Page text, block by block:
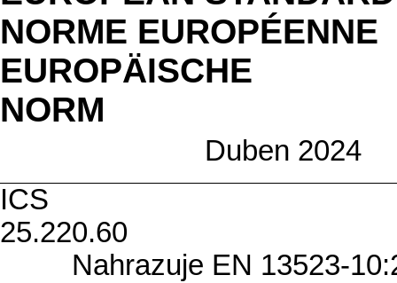
NORME EUROPÉENNE
EUROPÄISCHE
Duben 2024
ICS
Nahrazuje EN 13523-